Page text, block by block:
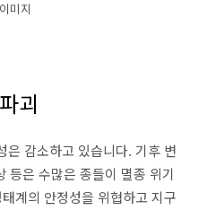
미지
괴
은 감소하고 있습니다. 기후 변
등은 수많은 종들이 멸종 위기
계의 안정성을 위협하고 지구